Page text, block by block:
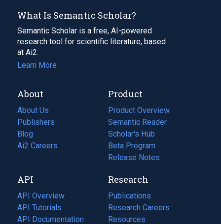
What Is Semantic Scholar?
Semantic Scholar is a free, AI-powered
research tool for scientific literature, based
at Ai2.
Learn More
About
About Us
Publishers
Blog
(opens
in
tab)
Ai2 Careers
(opens
new
tab)
Product
Product Overview
Semantic Reader
Scholar's Hub
Beta Program
Release Notes
API
API Overview
API Tutorials
API Documentation
(opens
Research
Publications
(opens
in
a
Research Careers
(opens
in
Resources
(opens